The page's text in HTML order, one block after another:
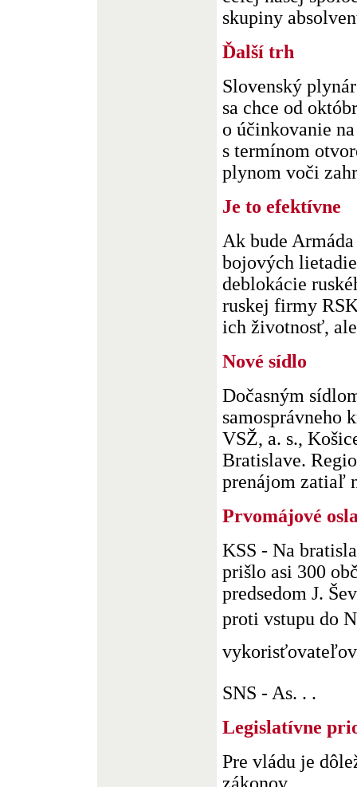
skupiny
Ďalší trh
Slovenský
sa chce od
o účinkovanie
s termínom
plynom voči
Je to efektívne
Ak bude
bojových
deblokácie
ruskej firmy
ich životnosť,
Nové sídlo
Dočasným
samosprávneho
VSŽ, a. s.,
Bratislave.
prenájom zatiaľ
Prvomájové
KSS - Na
prišlo asi 300
predsedom J.
proti vstupu do
SNS - As. . .
Legislatívne
Pre vládu je